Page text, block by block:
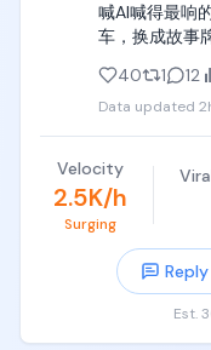
喊AI喊得最响
车，换成故事
没有，钱是拿
学。
40 1 12
Data updated
Velocity
2.5K/h
Surging
Est.